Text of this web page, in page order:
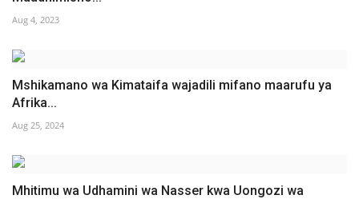
Aug 4, 2023
Mshikamano wa Kimataifa wajadili mifano maarufu ya
Afrika...
Aug 25, 2024
Mhitimu wa Udhamini wa Nasser kwa Uongozi wa